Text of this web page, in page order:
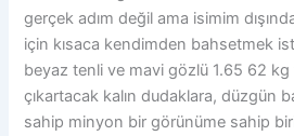
gerçek adım değil ama isimim
için kısaca kendimden bahsetmek
beyaz tenli ve mavi gözlü 1.65 62
çıkartacak kalın dudaklara, düzgün
sahip minyon bir görünüme sahip